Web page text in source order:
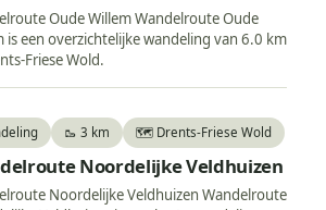
Oude Willem Wandelroute Oude
is een overzichtelijke wandeling van 6.0 km
Friese Wold.
🥾 3 km 🗺️ Drents-Friese Wold
Noordelijke Veldhuizen
Noordelijke Veldhuizen Wandelroute